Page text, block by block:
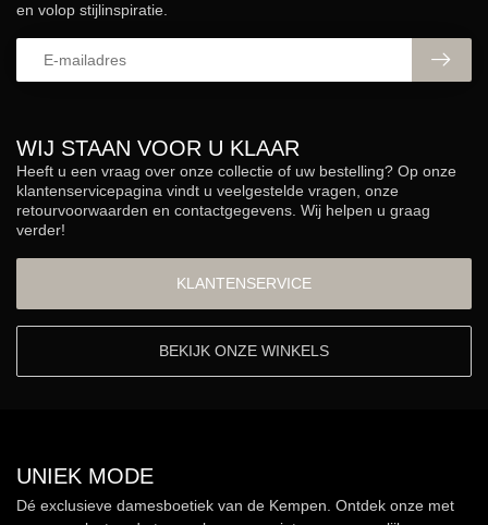
WIJ STAAN VOOR U KLAAR
Heeft u een vraag over onze collectie of uw bestelling? Op onze
klantenservicepagina vindt u veelgestelde vragen, onze
retourvoorwaarden en contactgegevens. Wij helpen u graag
verder!
KLANTENSERVICE
BEKIJK ONZE WINKELS
en volop stijlinspiratie.
UNIEK MODE
Dé exclusieve damesboetiek van de Kempen. Ontdek onze met